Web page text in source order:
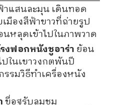
แสนละมุน เดินทอด
มืองสีฟ้าขาวที่ถ่ายรูป
หลุดเข้าไปในภาพวาด
รงฟอกหนังชูอาร่า ย้อน
ปในเขาวงกตพันปี
รมวิธีทำเครื่องหนัง
ขี่อูฐรับลมชม